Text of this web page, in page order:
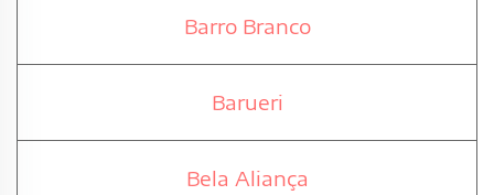
Barro Branco
Barueri
Bela Aliança